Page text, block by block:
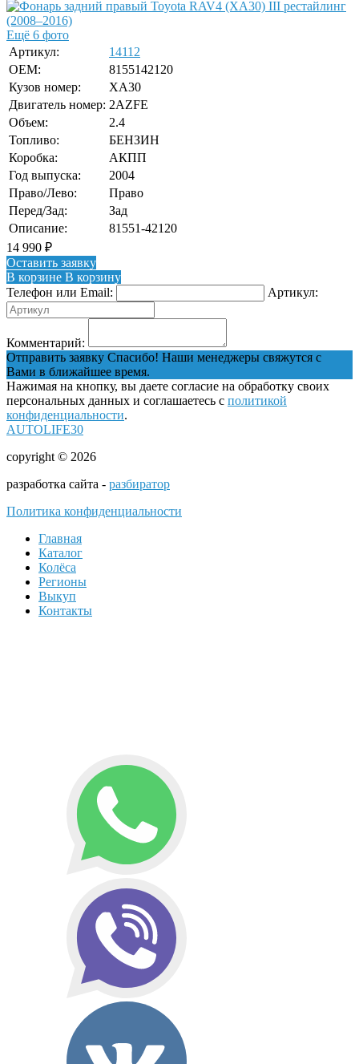
Ещё 6 фото
Артикул:
14112
OEM:
8155142120
Кузов номер:
XA30
Двигатель номер: 2AZFE
Объем:
2.4
Топливо:
БЕНЗИН
Коробка:
АКПП
Год выпуска:
2004
Право/Лево:
Право
Перед/Зад:
Зад
Описание:
81551-42120
14 990 ₽
Оставить заявку
В корзине В корзину
Телефон или Email:
Артикул:
Комментарий:
Отправить заявку Спасибо! Наши менеджеры свяжутся с
Вами в ближайшее время.
Нажимая на кнопку, вы даете согласие на обработку своих
персональных данных и соглашаетесь с политикой
конфиденциальности.
AUTOLIFE30
copyright © 2026
разработка сайта - разбиратор
Политика конфиденциальности
Главная
Каталог
Колёса
Регионы
Выкуп
Контакты